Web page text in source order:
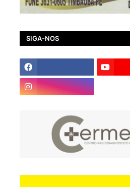
SIGA-NOS